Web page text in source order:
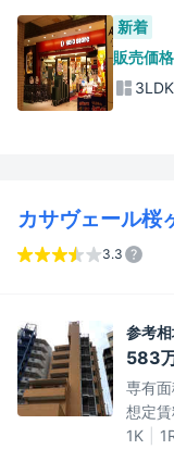
新着
販売価格
3LDK
カサヴェール桜
3.3
参考
583
専有
想定
1K